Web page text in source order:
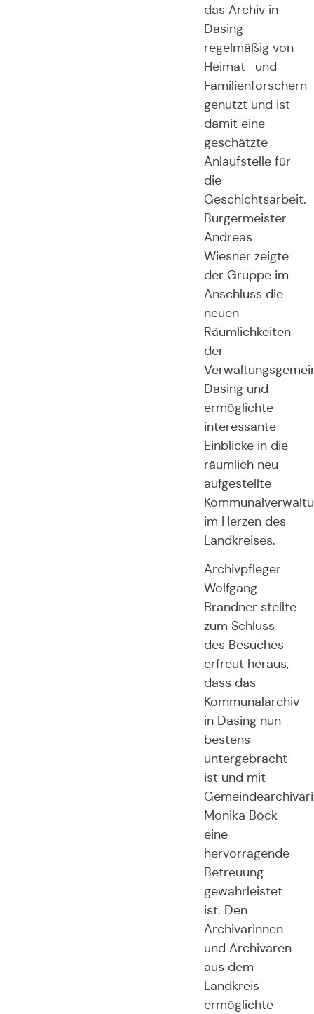
das Archiv in
Dasing
regelmäßig von
Heimat- und
Familienforschern
genutzt und ist
damit eine
geschätzte
Anlaufstelle für
die
Geschichtsarbeit.
Bürgermeister
Andreas
Wiesner zeigte
der Gruppe im
Anschluss die
neuen
Räumlichkeiten
der
Dasing und
ermöglichte
interessante
Einblicke in die
räumlich neu
aufgestellte
im Herzen des
Landkreises.
Archivpfleger
Wolfgang
Brandner stellte
zum Schluss
des Besuches
erfreut heraus,
dass das
Kommunalarchiv
in Dasing nun
bestens
untergebracht
ist und mit
Monika Böck
eine
hervorragende
Betreuung
gewährleistet
ist. Den
Archivarinnen
und Archivaren
aus dem
Landkreis
ermöglichte